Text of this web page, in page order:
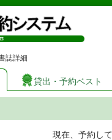
図書
誌詳細
貸出・予約ベスト
現在、予約し